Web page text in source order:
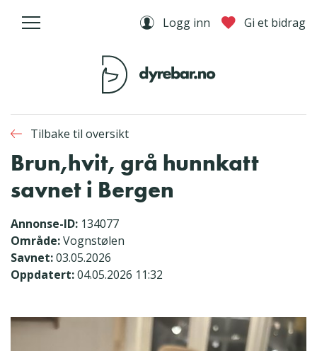
Logg inn Gi et bidrag
Tilbake til oversikt
Brun,hvit, grå hunnkatt
savnet i Bergen
Annonse-ID: 134077
Område:Vognstølen
Savnet:03.05.2026
Oppdatert:04.05.2026 11:32